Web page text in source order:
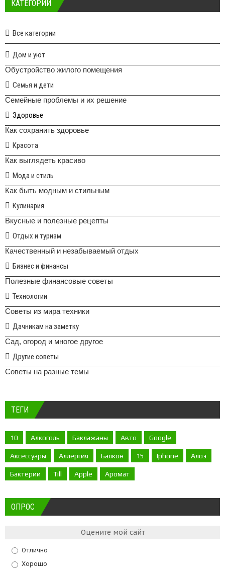
КАТЕГОРИИ
Все категории
Дом и уют
Обустройство жилого помещения
Семья и дети
Семейные проблемы и их решение
Здоровье
Как сохранить здоровье
Красота
Как выглядеть красиво
Мода и стиль
Как быть модным и стильным
Кулинария
Вкусные и полезные рецепты
Отдых и туризм
Качественный и незабываемый отдых
Бизнес и финансы
Полезные финансовые советы
Технологии
Советы из мира техники
Дачникам на заметку
Сад, огород и многое другое
Другие советы
Советы на разные темы
ТЕГИ
10 Алкоголь Баклажаны Авто Google
Аксессуары Аллергия Балкон 15 Iphone Алоэ
Бактерии Till Apple Аромат
ОПРОС
Оцените мой сайт
Отлично
Хорошо